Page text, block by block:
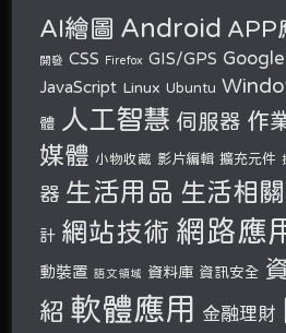
AI繪圖 Android APP
開發 CSS Firefox GIS/GPS
JavaScript Linux Ubuntu
體 人工智慧 伺服器 作
媒體 小物收藏 影片編輯 擴充元件
器 生活用品 生活相關
計 網站技術 網路應
動裝置 語文領域 資料庫 資訊安全
紹 軟體應用 金融理財